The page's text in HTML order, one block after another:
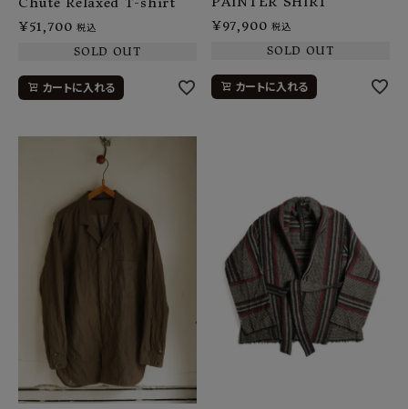
¥51,700 税込
SOLD OUT
カートに入れる
¥97,900 税込
SOLD OUT
カートに入れる